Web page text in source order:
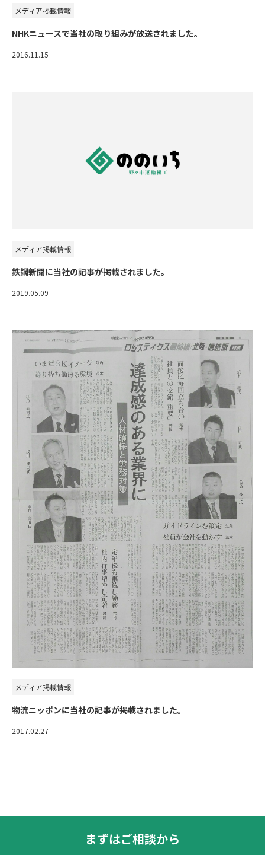
メディア掲載情報
NHKニュースで当社の取り組みが放送されました。
2016.11.15
メディア掲載情報
鉄鋼新聞に当社の記事が掲載されました。
2019.05.09
メディア掲載情報
物流ニッポンに当社の記事が掲載されました。
2017.02.27
まずはご相談から